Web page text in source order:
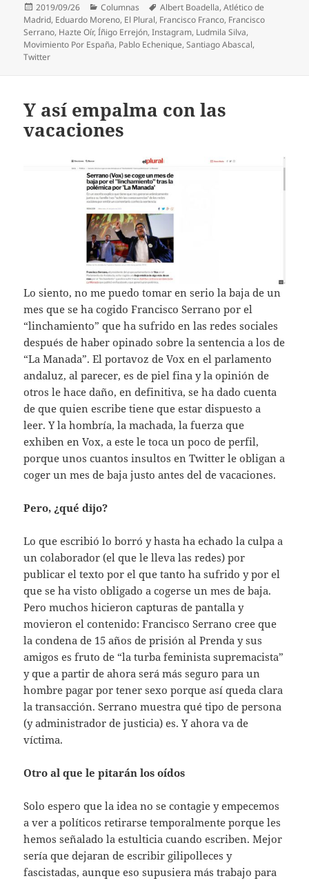
Publicado
el
2019/09/26 Categorías
Columnas Etiquetas
Albert Boadella,Atlético de
Madrid, Eduardo Moreno, El Plural, Francisco Franco, Francisco
Serrano, Hazte Oír,Íñigo Errejón,Instagram, Ludmila Silva,
Movimiento Por España, Pablo Echenique,Santiago Abascal,
Twitter
Y así empalma con las
vacaciones
Lo siento, no me puedo tomar en serio la baja de un
mes que se ha cogido Francisco Serrano por el
“linchamiento” que ha sufrido en las redes sociales
después de haber opinado sobre la sentencia a los de
“La Manada”. El portavoz de Vox en el parlamento
andaluz, al parecer, es de piel fina y la opinión de
otros le hace daño, en definitiva, se ha dado cuenta
de que quien escribe tiene que estar dispuesto a
leer. Y la hombría, la machada, la fuerza que
exhiben en Vox, a este le toca un poco de perfil,
porque unos cuantos insultos en Twitter le obligan a
coger un mes de baja justo antes del de vacaciones.
Pero, ¿qué dijo?
Lo que escribió lo borró y hasta ha echado la culpa a
un colaborador (el que le lleva las redes) por
publicar el texto por el que tanto ha sufrido y por el
que se ha visto obligado a cogerse un mes de baja.
Pero muchos hicieron capturas de pantalla y
movieron el contenido: Francisco Serrano cree que
la condena de 15 años de prisión al Prenda y sus
amigos es fruto de “la turba feminista supremacista”
y que a partir de ahora será más seguro para un
hombre pagar por tener sexo porque así queda clara
la transacción. Serrano muestra qué tipo de persona
(y administrador de justicia) es. Y ahora va de
víctima.
Otro al que le pitarán los oídos
Solo espero que la idea no se contagie y empecemos
a ver a políticos retirarse temporalmente porque les
hemos señalado la estulticia cuando escriben. Mejor
sería que dejaran de escribir gilipolleces y
fascistadas, aunque eso supusiera más trabajo para